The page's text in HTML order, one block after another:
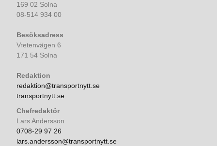
169 02 Solna
08-514 934 00
Besöksadress
Vretenvägen 6
171 54 Solna
Redaktion
redaktion@transportnytt.se
transportnytt.se
Chefredaktör
Lars Andersson
0708-29 97 26
lars.andersson@transportnytt.se